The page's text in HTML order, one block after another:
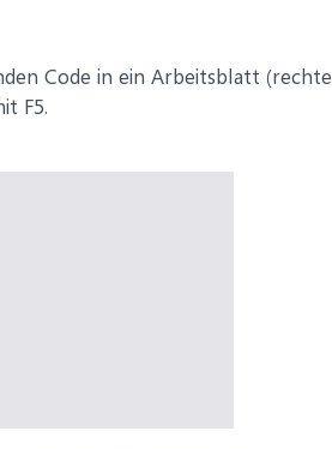
Code in ein Arbeitsblatt (rechte
F5.